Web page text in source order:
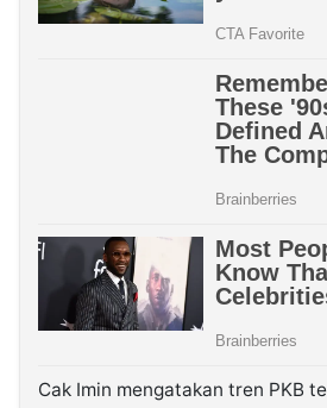
Cak Imin mengatakan tren PKB